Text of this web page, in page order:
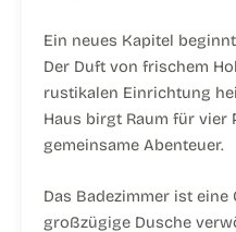
Ein neues Kapitel
Der Duft von frischem
rustikalen Einrichtung
Haus birgt Raum für vier
gemeinsame Abenteuer.
Das Badezimmer ist eine
großzügige Dusche